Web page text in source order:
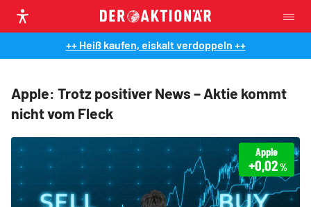
++ Heiß kaufen, eiskalt verdoppeln ++
Apple: Trotz positiver News – Aktie kommt
nicht vom Fleck
Apple
+0,02%